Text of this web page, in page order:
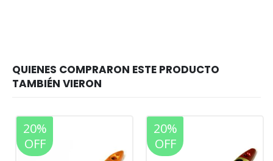
20%
OFF
20%
OFF